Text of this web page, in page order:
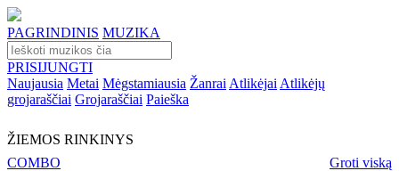
PAGRINDINIS MUZIKA
PRISIJUNGTI
Naujausia Metai Mėgstamiausia Žanrai Atlikėjai Atlikėjų
grojaraščiai Grojaraščiai Paieška
ŽIEMOS RINKINYS
COMBO
Groti viską